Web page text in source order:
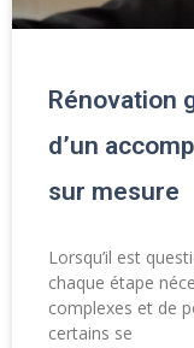
Rénovation
d’un
sur mesure
Lorsqu’il est
chaque étape
complexes et de
certains se